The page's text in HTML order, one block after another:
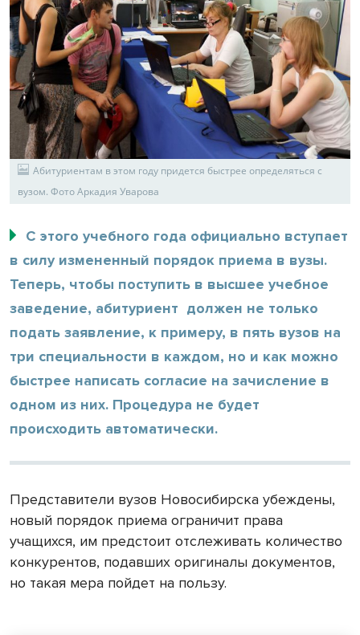
Абитуриентам в этом году придется быстрее определяться с
вузом. Фото Аркадия Уварова
С этого учебного года официально вступает
в силу измененный порядок приема в вузы.
Теперь, чтобы поступить в высшее учебное
заведение, абитуриент должен не только
подать заявление, к примеру, в пять вузов на
три специальности в каждом, но и как можно
быстрее написать согласие на зачисление в
одном из них. Процедура не будет
происходить автоматически.
Представители вузов Новосибирска убеждены,
новый порядок приема ограничит права
учащихся, им предстоит отслеживать количество
конкурентов, подавших оригиналы документов,
но такая мера пойдет на пользу.